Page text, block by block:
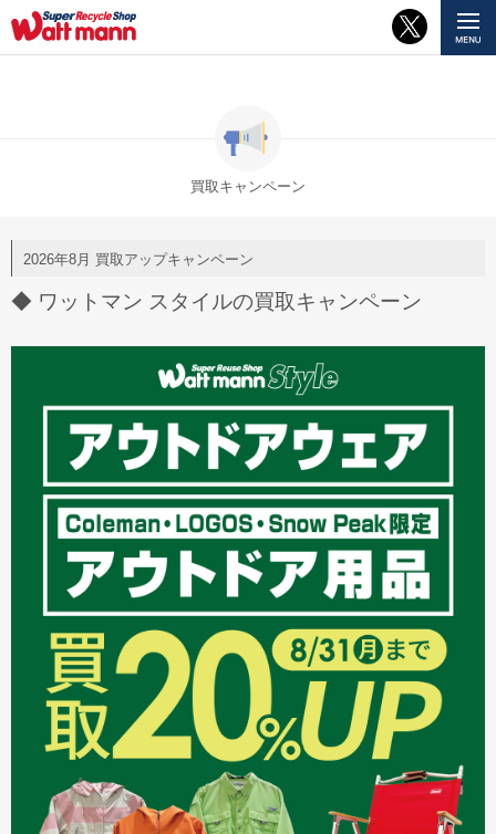
買取キャンペーン
2026年8月 買取アップキャンペーン
◆ ワットマン スタイルの買取キャンペーン